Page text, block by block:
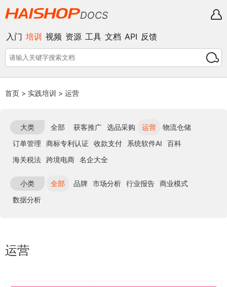
DOCS
入门 培训 视频 资源 工具 文档 API 反馈
首页 > 实践培训 > 运营
大类 全部 获客推广 选品采购 运营
物流仓储
订单管理
商标专利认证 收款支付 系统软件AI
百科
海关税法 跨境电商 名企大全
小类 全部 品牌 市场分析 行业报告 商业模式
数据分析
运营